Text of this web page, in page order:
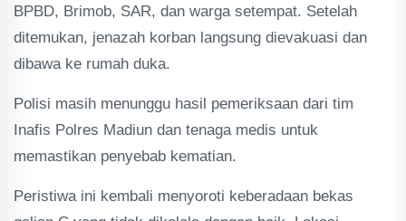
BPBD, Brimob, SAR, dan warga setempat. Setelah
ditemukan, jenazah korban langsung dievakuasi dan
dibawa ke rumah duka.
Polisi masih menunggu hasil pemeriksaan dari tim
Inafis Polres Madiun dan tenaga medis untuk
memastikan penyebab kematian.
Peristiwa ini kembali menyoroti keberadaan bekas